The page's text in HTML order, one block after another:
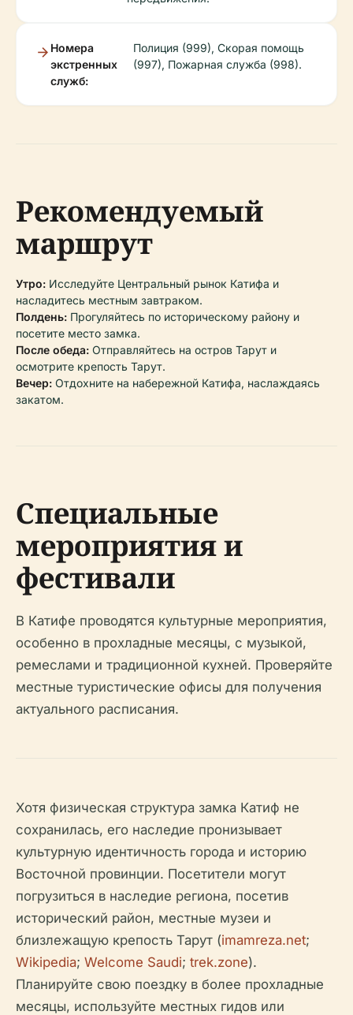
Номера
экстренных
служб:
Полиция (999), Скорая помощь
(997), Пожарная служба (998).
Рекомендуемый
маршрут
Утро: Исследуйте Центральный рынок Катифа и
насладитесь местным завтраком.
Полдень: Прогуляйтесь по историческому району и
посетите место замка.
После обеда: Отправляйтесь на остров Тарут и
осмотрите крепость Тарут.
Вечер: Отдохните на набережной Катифа, наслаждаясь
закатом.
Специальные
мероприятия и
фестивали
В Катифе проводятся культурные мероприятия,
особенно в прохладные месяцы, с музыкой,
ремеслами и традиционной кухней. Проверяйте
местные туристические офисы для получения
актуального расписания.
Хотя физическая структура замка Катиф не
сохранилась, его наследие пронизывает
культурную идентичность города и историю
Восточной провинции. Посетители могут
погрузиться в наследие региона, посетив
исторический район, местные музеи и
близлежащую крепость Тарут (imamreza.net;
Wikipedia; Welcome Saudi; trek.zone).
Планируйте свою поездку в более прохладные
месяцы, используйте местных гидов или